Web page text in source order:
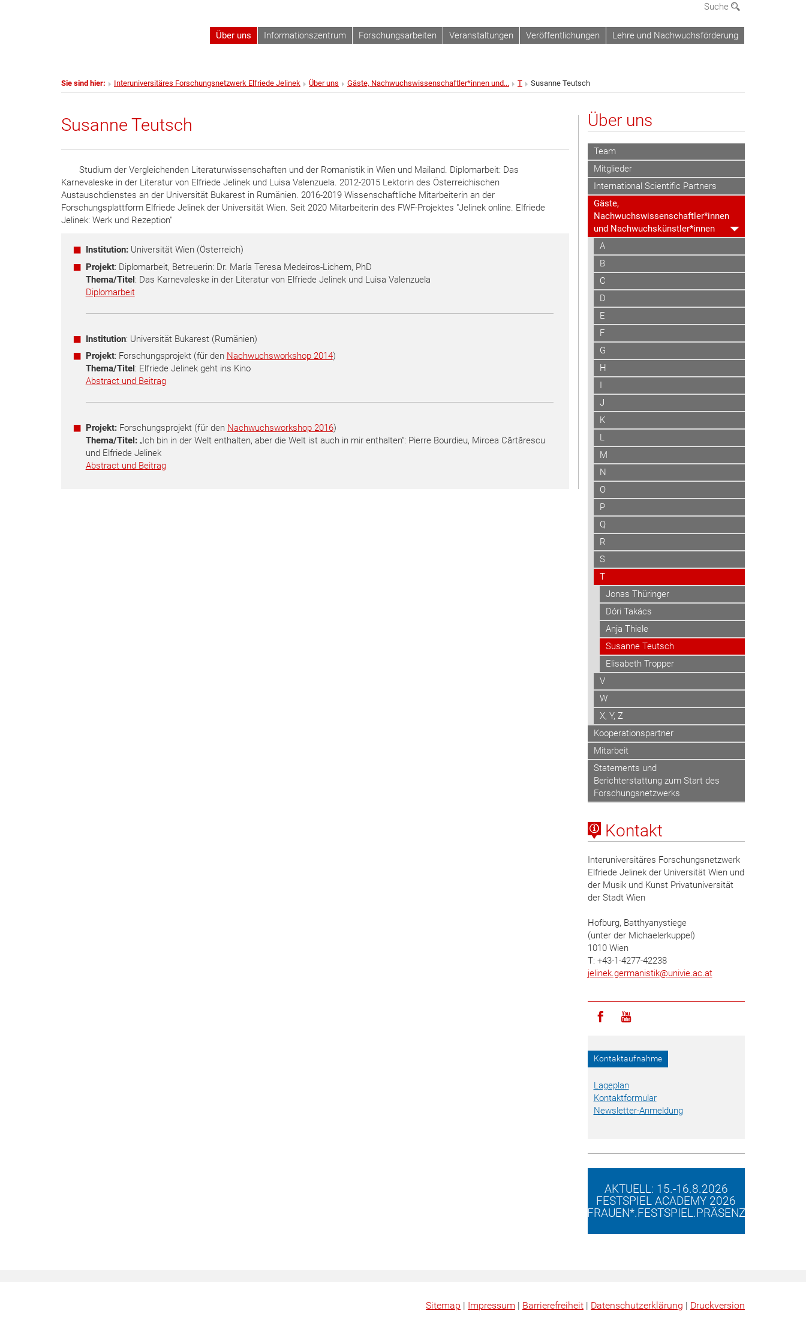
Suche
Über uns Informationszentrum Forschungsarbeiten Veranstaltungen Veröffentlichungen Lehre und Nachwuchsförderung
Sie sind hier: Interuniversitäres Forschungsnetzwerk Elfriede Jelinek Über uns Gäste, Nachwuchswissenschaftler*innen und... T Susanne Teutsch
Susanne Teutsch
Studium der Vergleichenden Literaturwissenschaften und der Romanistik in Wien und Mailand. Diplomarbeit: Das
Karnevaleske in der Literatur von Elfriede Jelinek und Luisa Valenzuela. 2012-2015 Lektorin des Österreichischen
Austauschdienstes an der Universität Bukarest in Rumänien. 2016-2019 Wissenschaftliche Mitarbeiterin an der
Forschungsplattform Elfriede Jelinek der Universität Wien. Seit 2020 Mitarbeiterin des FWF-Projektes "Jelinek online. Elfriede
Jelinek: Werk und Rezeption"
Institution: Universität Wien (Österreich)
Projekt: Diplomarbeit, Betreuerin: Dr. María Teresa Medeiros-Lichem, PhD
Thema/Titel: Das Karnevaleske in der Literatur von Elfriede Jelinek und Luisa Valenzuela
Diplomarbeit
Institution: Universität Bukarest (Rumänien)
Projekt: Forschungsprojekt (für den Nachwuchsworkshop 2014)
Thema/Titel: Elfriede Jelinek geht ins Kino
Abstract und Beitrag
Projekt:Forschungsprojekt (für den Nachwuchsworkshop 2016)
Thema/Titel: „Ich bin in der Welt enthalten, aber die Welt ist auch in mir enthalten“: Pierre Bourdieu, Mircea Cărtărescu
und Elfriede Jelinek
Abstract und Beitrag
Über uns
Team
Mitglieder
International Scientific Partners
Gäste,
Nachwuchswissenschaftler*innen
und Nachwuchskünstler*innen
A
B
C
D
E
F
G
H
I
J
K
L
M
N
O
P
Q
R
S
T
Jonas Thüringer
Dóri Takács
Anja Thiele
Susanne Teutsch
Elisabeth Tropper
V
W
X, Y, Z
Kooperationspartner
Mitarbeit
Statements und
Berichterstattung zum Start des
Forschungsnetzwerks
Kontakt
Interuniversitäres Forschungsnetzwerk
Elfriede Jelinek der Universität Wien und
der Musik und Kunst Privatuniversität
der Stadt Wien
Hofburg, Batthyanystiege
(unter der Michaelerkuppel)
1010 Wien
T: +43-1-4277-42238
jelinek.germanistik@univie.ac.at
Icon facebook
Icon youtube
Kontaktaufnahme
Lageplan
Kontaktformular
Newsletter-Anmeldung
AKTUELL: 15.-16.8.2026
FESTSPIEL ACADEMY 2026
FRAUEN*.FESTSPIEL.PRÄSENZ
Sitemap | Impressum | Barrierefreiheit | Datenschutz­erklärung | Druckversion